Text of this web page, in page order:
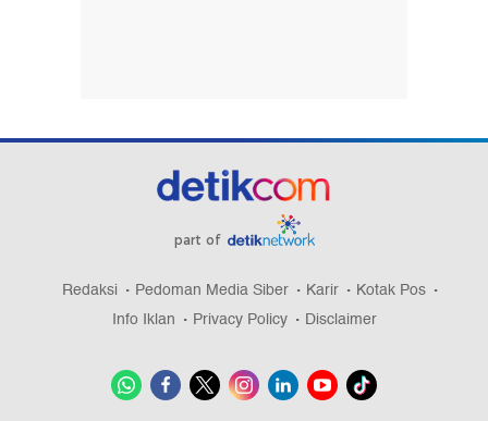
part of
Redaksi Pedoman Media Siber Karir
Kotak Pos
Info Iklan
Privacy Policy Disclaimer